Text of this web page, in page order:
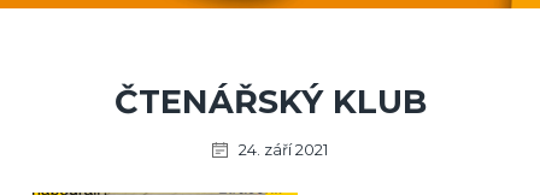
ČTENÁŘSKÝ KLUB
24. září 2021